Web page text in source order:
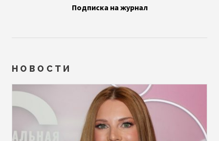
Подписка на журнал
НОВОСТИ